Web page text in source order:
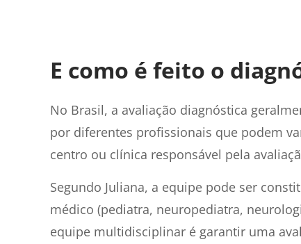
E como é feito o
No Brasil, a avaliação diagnóstica
por diferentes profissionais que podem
centro ou clínica responsável pela
Segundo Juliana, a equipe pode ser
médico (pediatra, neuropediatra,
equipe multidisciplinar é garantir uma